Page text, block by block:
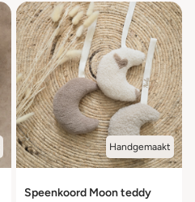
Handgemaakt
Speenkoord Moon teddy